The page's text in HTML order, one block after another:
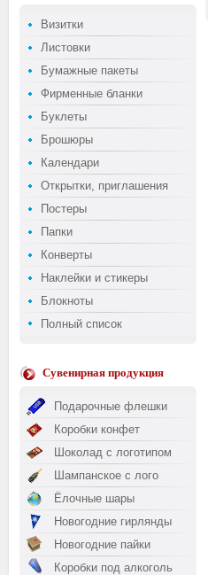
Визитки
Листовки
Бумажные пакеты
Фирменные бланки
Буклеты
Брошюры
Календари
Открытки, приглашения
Постеры
Папки
Конверты
Наклейки и стикеры
Блокноты
Полный список
Сувенирная продукция
Подарочные флешки
Коробки конфет
Шоколад с логотипом
Шампанское с лого
Ёлочные шары
Новогодние гирлянды
Новогодние пайки
Коробки под алкоголь